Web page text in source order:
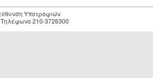
Υποτροφιών
Τηλέφωνο 210-3726300